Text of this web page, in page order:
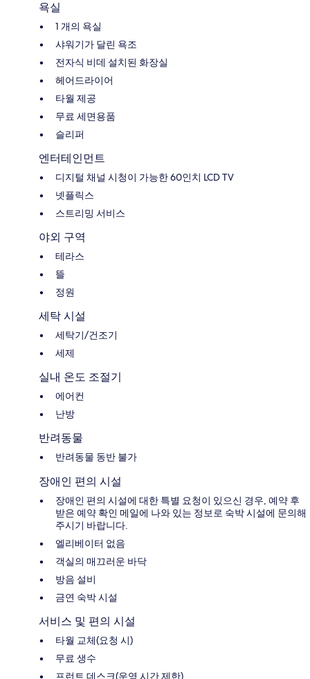
욕실
1 개의 욕실
샤워기가 달린 욕조
전자식 비데 설치된 화장실
헤어드라이어
타월 제공
무료 세면용품
슬리퍼
엔터테인먼트
디지털 채널 시청이 가능한 60인치 LCD TV
넷플릭스
스트리밍 서비스
야외 구역
테라스
뜰
정원
세탁 시설
세탁기/건조기
세제
실내 온도 조절기
에어컨
난방
반려동물
반려동물 동반 불가
장애인 편의 시설
장애인 편의 시설에 대한 특별 요청이 있으신 경우, 예약 후
받은 예약 확인 메일에 나와 있는 정보로 숙박 시설에 문의해
주시기 바랍니다.
엘리베이터 없음
객실의 매끄러운 바닥
방음 설비
금연 숙박 시설
서비스 및 편의 시설
타월 교체(요청 시)
무료 생수
프런트 데스크(운영 시간 제한)